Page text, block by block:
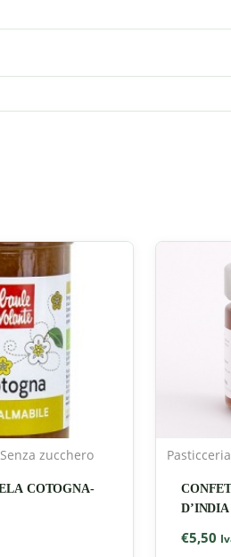
zucchero
COTOGNA-
D’INDIA
€5,50